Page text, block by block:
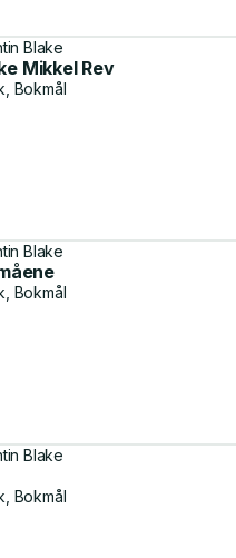
Blake
Mikkel Rev
Bokmål
Blake
Bokmål
Blake
Bokmål